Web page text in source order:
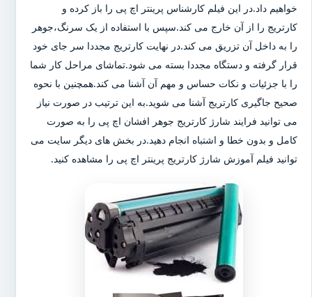
خواهیم داد.در این فیلم کارشناس پرینتر اچ پی را باز کرده و
کارتریج را از آن خارج می کند.سپس با استفاده از یک سرنگ،جوهر
را به داخل آن تزریق می کند.در نهایت کارتریج مجددا سر جای خود
قرار گرفته و دستگاه مجددا بسته می شود.تماشای مراحل کار شما
را با جزئیات و نکات حساس و مهم آن آشنا می کند.همچنین با نحوه
صحیح جاگیری کارتریج آشنا می شوید.به این ترتیب در صورت نیاز
می توانید فرایند شارژ کارتریج جوهر افشان اچ پی را به صورت
کامل و بدون خطا و اشتباه انجام دهید.در بخش های دیگر سایت می
توانید فیلم آموزش شارژ کارتریج پرینتر اچ پی را مشاهده کنید.